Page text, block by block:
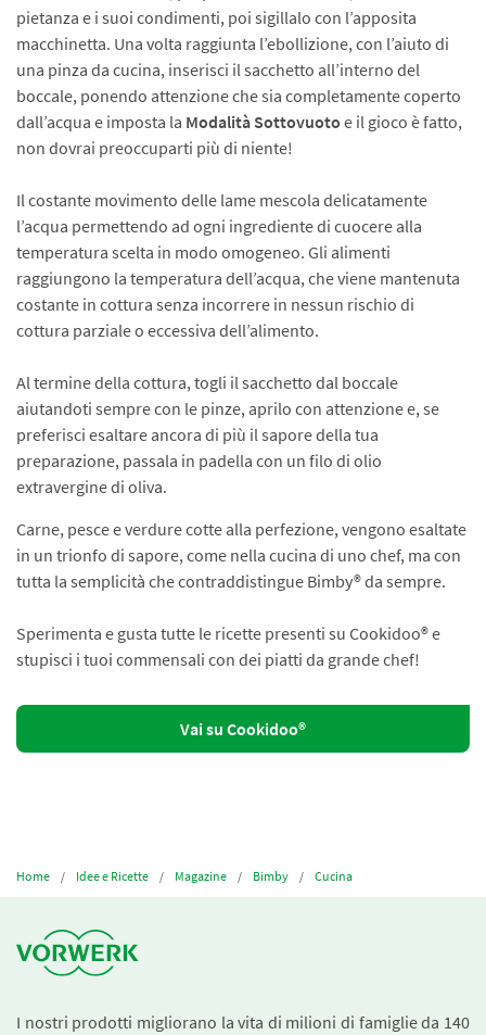
pietanza e i suoi condimenti, poi sigillalo con l’apposita
macchinetta. Una volta raggiunta l’ebollizione, con l’aiuto di
una pinza da cucina, inserisci il sacchetto all’interno del
boccale, ponendo attenzione che sia completamente coperto
dall’acqua e imposta la Modalità Sottovuoto e il gioco è fatto,
non dovrai preoccuparti più di niente!
Il costante movimento delle lame mescola delicatamente
l’acqua permettendo ad ogni ingrediente di cuocere alla
temperatura scelta in modo omogeneo. Gli alimenti
raggiungono la temperatura dell’acqua, che viene mantenuta
costante in cottura senza incorrere in nessun rischio di
cottura parziale o eccessiva dell’alimento.
Al termine della cottura, togli il sacchetto dal boccale
aiutandoti sempre con le pinze, aprilo con attenzione e, se
preferisci esaltare ancora di più il sapore della tua
preparazione, passala in padella con un filo di olio
extravergine di oliva.
Carne, pesce e verdure cotte alla perfezione, vengono esaltate
in un trionfo di sapore, come nella cucina di uno chef, ma con
tutta la semplicità che contraddistingue Bimby® da sempre.
Sperimenta e gusta tutte le ricette presenti su Cookidoo® e
stupisci i tuoi commensali con dei piatti da grande chef!
Vai su Cookidoo®
Home Idee e Ricette Magazine Bimby Cucina
I nostri prodotti migliorano la vita di milioni di famiglie da 140